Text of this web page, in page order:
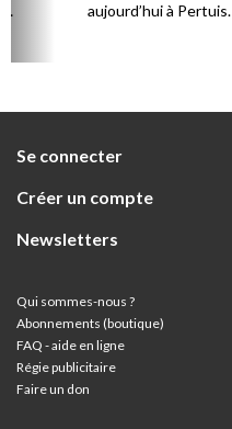
aujourd’hui à Pertuis.
Se connecter
Créer un compte
Newsletters
Qui sommes-nous ?
Abonnements (boutique)
FAQ - aide en ligne
Régie publicitaire
Faire un don